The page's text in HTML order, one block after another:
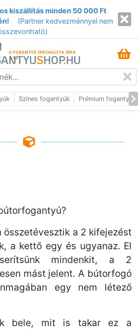
kiszállítás minden 50 000 Ft
(Partner kedvezménnyel nem
A FOGANTYÚ SPECIALISTA 2010
ÓTA
SHOP.HU
Színes fogantyúk Prémium fogantyúk
összetévesztik a 2 kifejezést
a kettő egy és ugyanaz. El
mindenkit, a 2
mást jelent. A bútorfogó
egy nem létező
bele, mit is takar ez a